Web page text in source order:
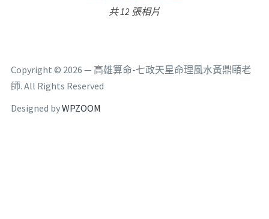
Copyright © 2026 — 高雄算命-七政天星命理風水黃鼎頤老
師. All Rights Reserved
Designed byWPZOOM